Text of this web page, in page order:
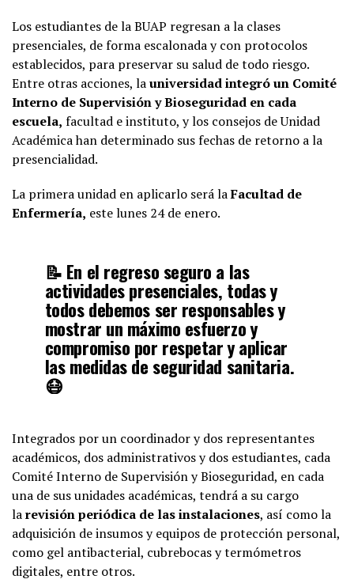
Los estudiantes de la BUAP regresan a la clases
presenciales, de forma escalonada y con protocolos
establecidos, para preservar su salud de todo riesgo.
Entre otras acciones, launiversidad integró un Comité
Interno de Supervisión y Bioseguridad en cada
escuela, facultad e instituto, y los consejos de Unidad
Académica han determinado sus fechas de retorno a la
presencialidad.
La primera unidad en aplicarlo será laFacultad de
Enfermería, este lunes 24 de enero.
📝 En el regreso seguro a las
actividades presenciales, todas y
todos debemos ser responsables y
mostrar un máximo esfuerzo y
compromiso por respetar y aplicar
las medidas de seguridad sanitaria.
😷
🗞 Consulta el boletín completo aquí:
https://t.co/BRijsN7iMU
pic.twitter.com/iPnGwkoxQQ
— BUAP (@BUAPoficial)January 24,
2022
Integrados por un coordinador y dos representantes
académicos, dos administrativos y dos estudiantes, cada
Comité Interno de Supervisión y Bioseguridad, en cada
una de sus unidades académicas, tendrá a su cargo
larevisión periódica de las instalaciones, así como la
adquisición de insumos y equipos de protección personal,
como gel antibacterial, cubrebocas y termómetros
digitales, entre otros.